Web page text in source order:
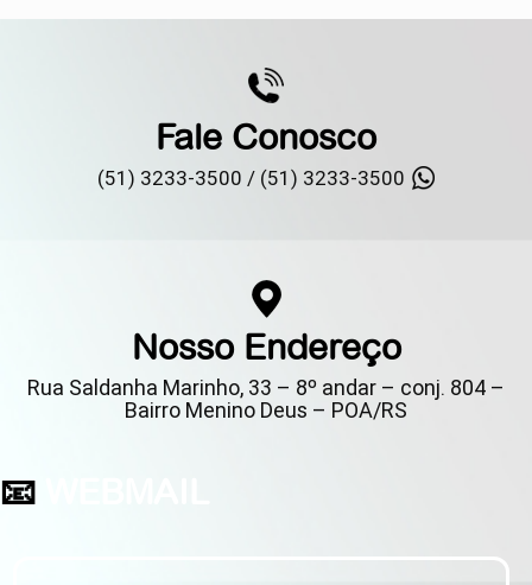
Fale Conosco
(51) 3233-3500 / (51) 3233-3500
Nosso Endereço
Rua Saldanha Marinho, 33 – 8º andar – conj. 804 –
Bairro Menino Deus – POA/RS
📧